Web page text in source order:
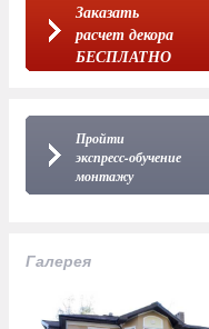
Заказать
расчет декора
БЕСПЛАТНО
Пройти
экспресс-обучение
монтажу
Галерея